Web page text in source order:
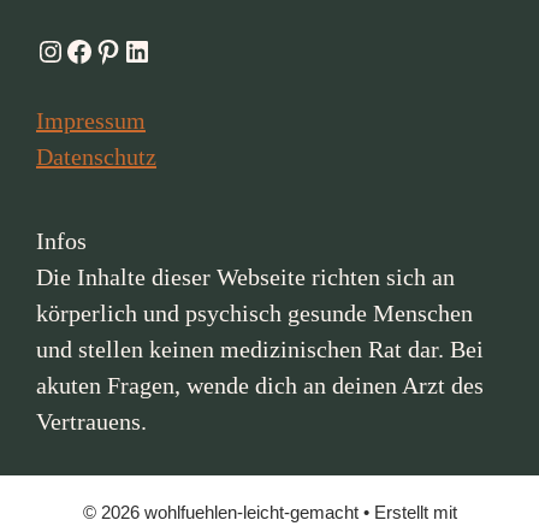
Instagram
Facebook
Pinterest
LinkedIn
Impressum
Datenschutz
Infos
Die Inhalte dieser Webseite richten sich an
körperlich und psychisch gesunde Menschen
und stellen keinen medizinischen Rat dar. Bei
akuten Fragen, wende dich an deinen Arzt des
Vertrauens.
© 2026 wohlfuehlen-leicht-gemacht• Erstellt mit